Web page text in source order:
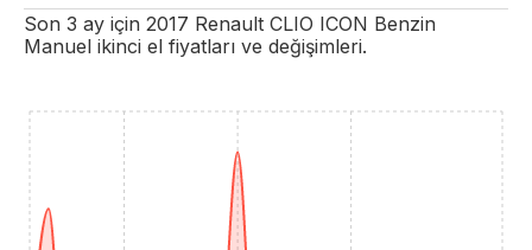
Son 3 ay için 2017 Renault CLIO ICON Benzin
Manuel ikinci el fiyatları ve değişimleri.